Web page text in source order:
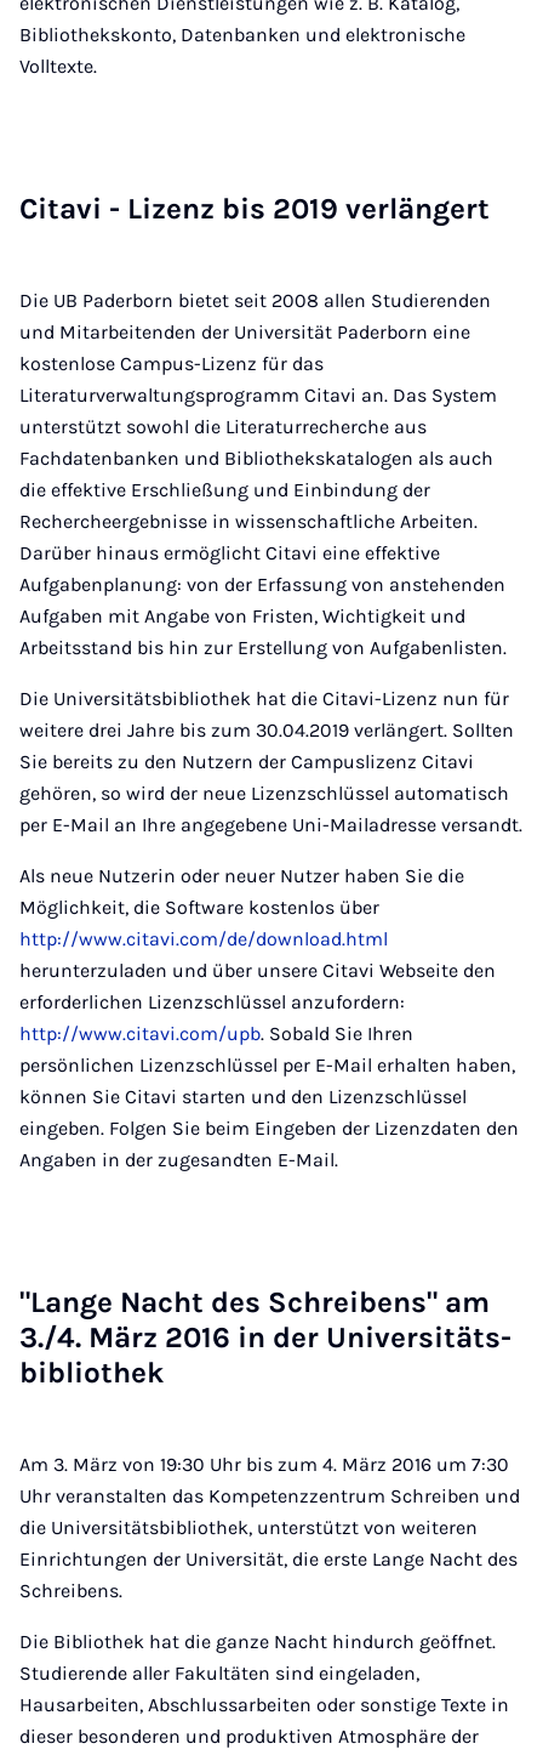
Bibliothekskonto, Datenbanken und elektronische
Volltexte.
Ci­ta­vi - Li­zenz bis 2019 ver­län­gert
Die UB Paderborn bietet seit 2008 allen Studierenden
und Mitarbeitenden der Universität Paderborn eine
kostenlose Campus-Lizenz für das
Literaturverwaltungsprogramm Citavi an. Das System
unterstützt sowohl die Literaturrecherche aus
Fachdatenbanken und Bibliothekskatalogen als auch
die effektive Erschließung und Einbindung der
Rechercheergebnisse in wissenschaftliche Arbeiten.
Darüber hinaus ermöglicht Citavi eine effektive
Aufgabenplanung: von der Erfassung von anstehenden
Aufgaben mit Angabe von Fristen, Wichtigkeit und
Arbeitsstand bis hin zur Erstellung von Aufgabenlisten.
Die Universitätsbibliothek hat die Citavi-Lizenz nun für
weitere drei Jahre bis zum 30.04.2019 verlängert. Sollten
Sie bereits zu den Nutzern der Campuslizenz Citavi
gehören, so wird der neue Lizenzschlüssel automatisch
per E-Mail an Ihre angegebene Uni-Mailadresse versandt.
Als neue Nutzerin oder neuer Nutzer haben Sie die
Möglichkeit, die Software kostenlos über
http://www.citavi.com/de/download.html
herunterzuladen und über unsere Citavi Webseite den
erforderlichen Lizenzschlüssel anzufordern:
http://www.citavi.com/upb. Sobald Sie Ihren
persönlichen Lizenzschlüssel per E-Mail erhalten haben,
können Sie Citavi starten und den Lizenzschlüssel
eingeben. Folgen Sie beim Eingeben der Lizenzdaten den
Angaben in der zugesandten E-Mail.
"Lan­ge Nacht des Schrei­bens" am
3./4. März 2016 in der Uni­ver­si­täts­
bi­blio­thek
Am 3. März von 19:30 Uhr bis zum 4. März 2016 um 7:30
Uhr veranstalten das Kompetenzzentrum Schreiben und
die Universitätsbibliothek, unterstützt von weiteren
Einrichtungen der Universität, die erste Lange Nacht des
Schreibens.
Die Bibliothek hat die ganze Nacht hindurch geöffnet.
Studierende aller Fakultäten sind eingeladen,
Hausarbeiten, Abschlussarbeiten oder sonstige Texte in
dieser besonderen und produktiven Atmosphäre der